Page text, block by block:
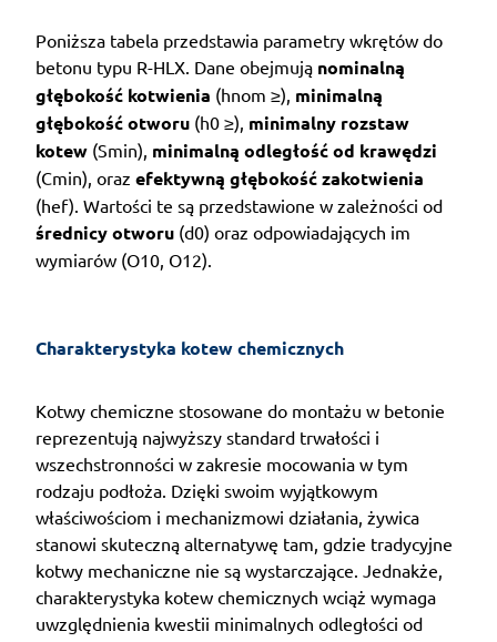
Poniższa tabela przedstawia parametry wkrętów do
betonu typu R-HLX. Dane obejmują nominalną
głębokość kotwienia (hnom ≥), minimalną
głębokość otworu (h0 ≥), minimalny rozstaw
kotew (Smin), minimalną odległość od krawędzi
(Cmin), oraz efektywną głębokość zakotwienia
(hef). Wartości te są przedstawione w zależności od
średnicy otworu (d0) oraz odpowiadających im
wymiarów (O10, O12).
Charakterystyka kotew chemicznych
Kotwy chemiczne stosowane do montażu w betonie
reprezentują najwyższy standard trwałości i
wszechstronności w zakresie mocowania w tym
rodzaju podłoża. Dzięki swoim wyjątkowym
właściwościom i mechanizmowi działania, żywica
stanowi skuteczną alternatywę tam, gdzie tradycyjne
kotwy mechaniczne nie są wystarczające. Jednakże,
charakterystyka kotew chemicznych wciąż wymaga
uwzględnienia kwestii minimalnych odległości od